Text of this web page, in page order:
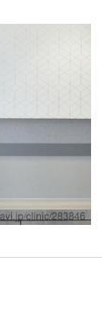
チームと、「東